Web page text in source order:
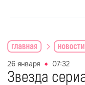
главная
26 января 07:32
Звезда